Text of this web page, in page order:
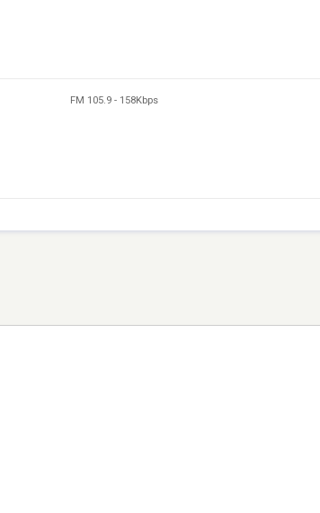
FM 105.9 - 158Kbps